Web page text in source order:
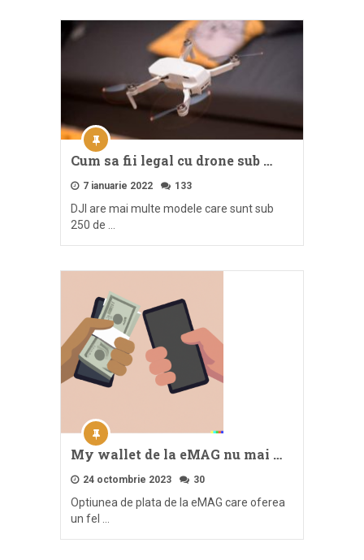
Cum sa fii legal cu drone sub …
7 ianuarie 2022 133
DJI are mai multe modele care sunt sub
250 de …
My wallet de la eMAG nu mai …
24 octombrie 2023 30
Optiunea de plata de la eMAG care oferea
un fel …